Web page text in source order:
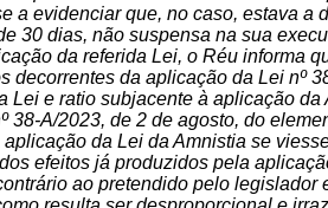
a evidenciar que, no caso, estava
30 dias, não suspensa na sua
da referida Lei, o Réu informa
decorrentes da aplicação da Lei nº
Lei e ratio subjacente à aplicação da
38-A/2023, de 2 de agosto, do
da Lei da Amnistia se
efeitos já produzidos pela
ao pretendido pelo